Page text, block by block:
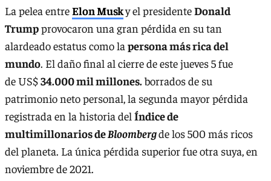
La pelea entreElon Musky el presidenteDonald
Trumpprovocaron una gran pérdida en su tan
alardeado estatus como la persona más rica del
mundo. El daño final al cierre de este jueves 5 fue
de US$34.000 mil millones.borrados de su
patrimonio neto personal, la segunda mayor pérdida
registrada en la historia del Índice de
multimillonarios deBloombergde los 500 más ricos
del planeta. La única pérdida superior fue otra suya, en
noviembre de 2021.